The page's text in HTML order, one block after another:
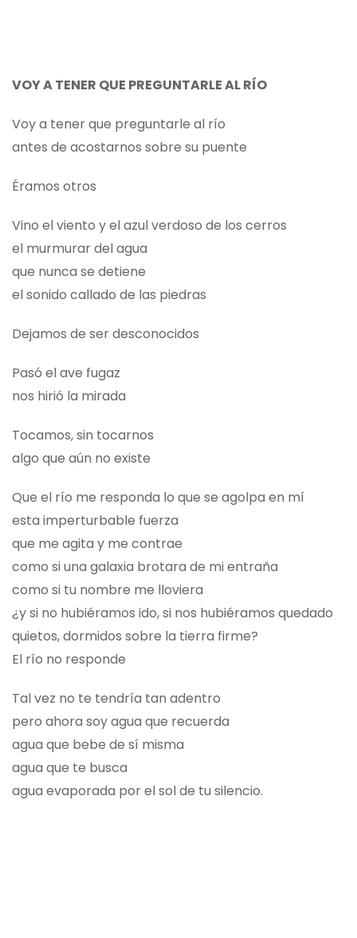
VOY A TENER QUE PREGUNTARLE AL RÍO
Voy a tener que preguntarle al río
antes de acostarnos sobre su puente
Éramos otros
Vino el viento y el azul verdoso de los cerros
el murmurar del agua
que nunca se detiene
el sonido callado de las piedras
Dejamos de ser desconocidos
Pasó el ave fugaz
nos hirió la mirada
Tocamos, sin tocarnos
algo que aún no existe
Que el río me responda lo que se agolpa en mí
esta imperturbable fuerza
que me agita y me contrae
como si una galaxia brotara de mi entraña
como si tu nombre me lloviera
¿y si no hubiéramos ido, si nos hubiéramos quedado
quietos, dormidos sobre la tierra firme?
El río no responde
Tal vez no te tendría tan adentro
pero ahora soy agua que recuerda
agua que bebe de sí misma
agua que te busca
agua evaporada por el sol de tu silencio.